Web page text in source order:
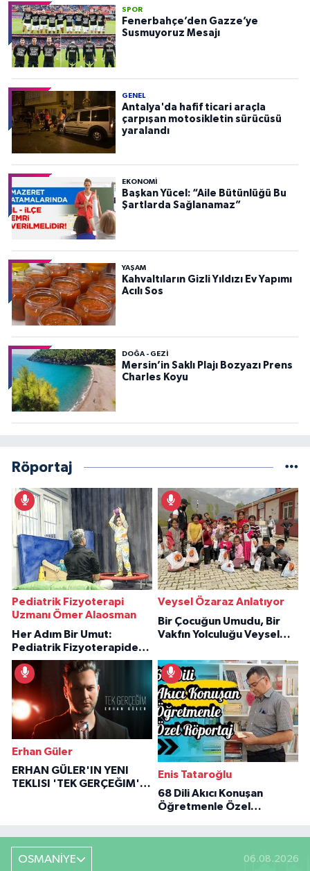
SPOR
Fenerbahçe’den Gazze’ye
Susmuyoruz Mesajı
GENEL
Antalya'da hafif ticari araçla
çarpışan motosikletin sürücüsü
yaralandı
EKONOMI
Başkan Yücel: “Aile Bütünlüğü Bu
Şartlarda Sağlanamaz”
YAŞAM
Kahvaltıların Gizli Yıldızı Ev Yapımı
Acılı Sos
DOĞA - GEZI
Mersin’in Saklı Plajı Bozyazı Prens
Charles Koyu
Röportaj
Pediatrik Fizyoterapi
Uzmanı Ömer Alaosman
Her Adım Bir Umut:
Pediatrik Fizyoterapiden
İlham Veren Hikâyeler
Veysel Özaraz Anlatıyor
Bir Çocuğun Umudu, Bir
Vakfın Yolculuğu Veysel
Erhan Güler
ERHAN GÜLER'IN YENI
TEKLISI 'TEK GERÇEĞIM'LE
Enis Tataroğlu
68 Dili Akıcı Konuşan
Öğretmenle Özel
OSMANİYE 06.08.2026